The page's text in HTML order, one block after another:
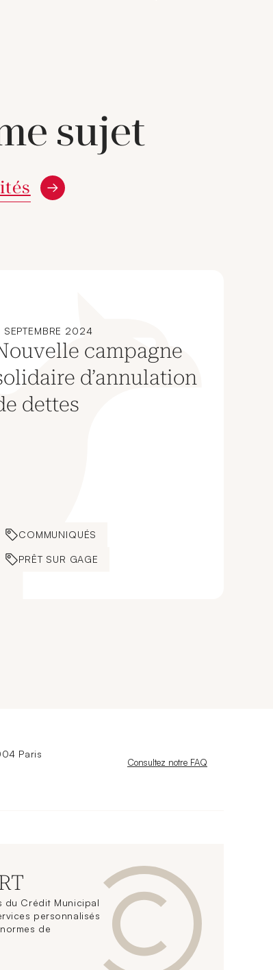
sujet
SEPTEMBRE 2024
campagne
d’annulation
dettes
COMMUNIQUÉS
PRÊT SUR GAGE
Paris
Nouvelle fenêtre
Consultez notre FAQ
du Crédit Municipal
personnalisés
de